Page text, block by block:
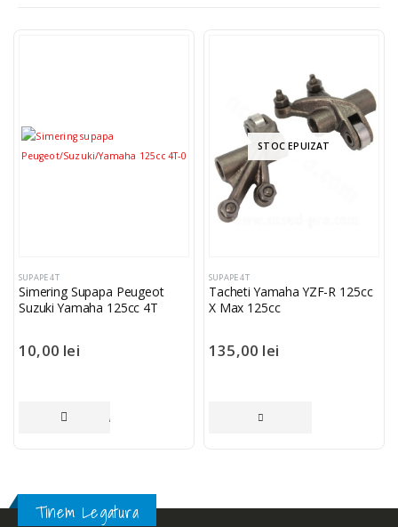
SUPAPE 4T
Simering Supapa Peugeot
Suzuki Yamaha 125cc 4T
10,00 lei
ADAUGĂ ÎN COȘ
STOC EPUIZAT
SUPAPE 4T
Tacheti Yamaha YZF-R 125cc
X Max 125cc
135,00 lei
Tinem Legatura